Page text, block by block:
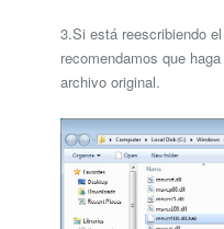
3.Si está reescribiendo
recomendamos que
archivo original.